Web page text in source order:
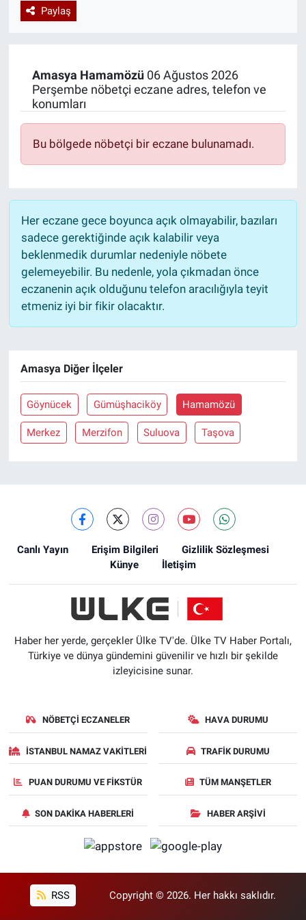
Paylaş
Amasya Hamamözü06 Ağustos 2026
Perşembe nöbetçi eczane adres, telefon ve
konumları
Bu bölgede nöbetçi bir eczane bulunamadı.
Her eczane gece boyunca açık olmayabilir, bazıları
sadece gerektiğinde açık kalabilir veya
beklenmedik durumlar nedeniyle nöbete
gelemeyebilir. Bu nedenle, yola çıkmadan önce
eczanenin açık olduğunu telefon aracılığıyla teyit
etmeniz iyi bir fikir olacaktır.
Amasya Diğer İlçeler
Göynücek Gümüşhaciköy Hamamözü
Merkez Merzifon Suluova Taşova
Canlı Yayın Erişim Bilgileri
Gizlilik Sözleşmesi
Künye
İletişim
Haber her yerde, gerçekler Ülke TV'de. Ülke TV Haber Portalı,
Türkiye ve dünya gündemini güvenilir ve hızlı bir şekilde
izleyicisine sunar.
NÖBETÇI ECZANELER HAVA DURUMU
İSTANBUL NAMAZ VAKITLERI TRAFIK DURUMU
PUAN DURUMU VE FIKSTÜR TÜM MANŞETLER
SON DAKIKA HABERLERI HABER ARŞIVI
RSS Copyright © 2026. Her hakkı saklıdır.
Özel Haberler
Dünya
Özel Haberler
Erişim Bilgileri
Sağlık
Teknoloji
Ramazan
Haber Arşivi